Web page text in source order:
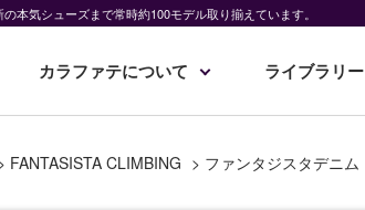
本気シューズまで常時約100モデル取り揃えています。
カラファテについて ライブラリー
FANTASISTA CLIMBING > ファンタジスタデニム